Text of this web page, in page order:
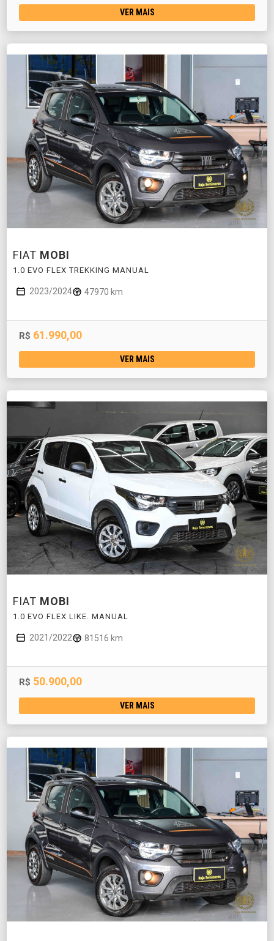
VER MAIS
FIAT MOBI
1.0 EVO FLEX TREKKING MANUAL
2023/2024 47970 km
R$ 61.990,00
VER MAIS
FIAT MOBI
1.0 EVO FLEX LIKE. MANUAL
2021/2022 81516 km
R$ 50.900,00
VER MAIS